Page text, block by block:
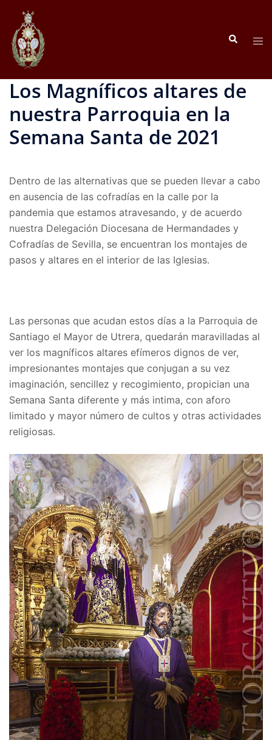
contenido
Buscar
Los Magníficos altares de
nuestra Parroquia en la
Semana Santa de 2021
Dentro de las alternativas que se pueden llevar a cabo
en ausencia de las cofradías en la calle por la
pandemia que estamos atravesando, y de acuerdo
nuestra Delegación Diocesana de Hermandades y
Cofradías de Sevilla, se encuentran los montajes de
pasos y altares en el interior de las Iglesias.
Las personas que acudan estos días a la Parroquia de
Santiago el Mayor de Utrera, quedarán maravilladas al
ver los magníficos altares efímeros dignos de ver,
impresionantes montajes que conjugan a su vez
imaginación, sencillez y recogimiento, propician una
Semana Santa diferente y más intima, con aforo
limitado y mayor número de cultos y otras actividades
religiosas.